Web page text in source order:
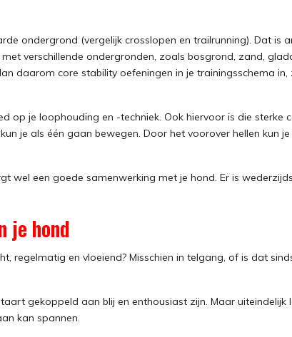
ondergrond (vergelijk crosslopen en trailrunning). Dat
verschillende ondergronden, zoals bosgrond, zand,
daarom core stability oefeningen in je trainingsschema
op je loophouding en -techniek. Ook hiervoor is die sterke
je als één gaan bewegen. Door het voorover hellen kun
wel een goede samenwerking met je hond. Er is
je hond
regelmatig en vloeiend? Misschien in telgang, of is dat
gekoppeld aan blij en enthousiast zijn. Maar
kan spannen.